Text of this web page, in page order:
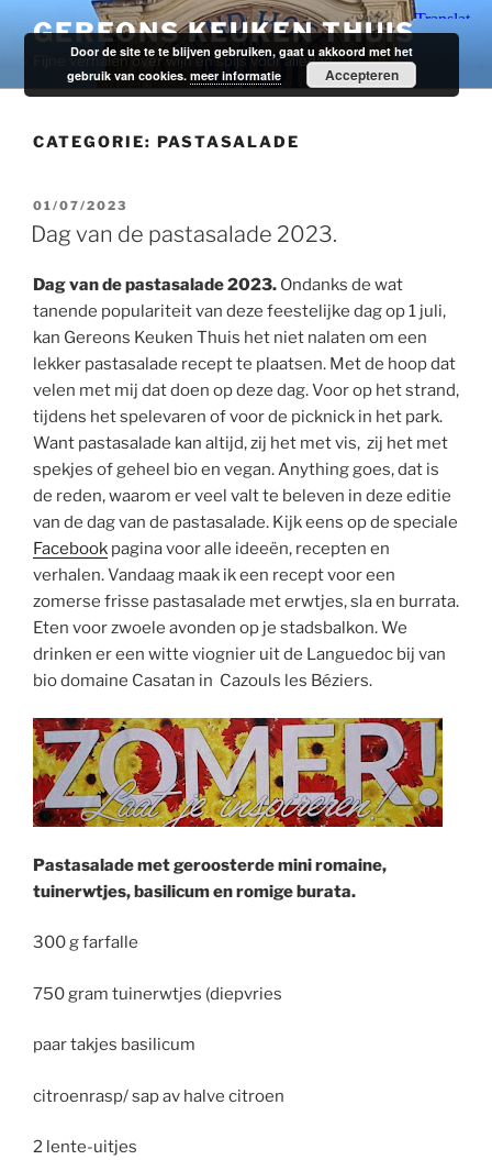
naar
inhoud
GEREONS KEUKEN THUIS
Fijne verhalen over wijn en spijs voor alledag.
CATEGORIE: PASTASALADE
GEPLAATST
OP
01/07/2023
Dag van de pastasalade 2023.
Dag van de pastasalade 2023. Ondanks de wat
tanende populariteit van deze feestelijke dag op 1 juli,
kan Gereons Keuken Thuis het niet nalaten om een
lekker pastasalade recept te plaatsen. Met de hoop dat
velen met mij dat doen op deze dag. Voor op het strand,
tijdens het spelevaren of voor de picknick in het park.
Want pastasalade kan altijd, zij het met vis, zij het met
spekjes of geheel bio en vegan. Anything goes, dat is
de reden, waarom er veel valt te beleven in deze editie
van de dag van de pastasalade. Kijk eens op de speciale
Facebook pagina voor alle ideeën, recepten en
verhalen. Vandaag maak ik een recept voor een
zomerse frisse pastasalade met erwtjes, sla en burrata.
Eten voor zwoele avonden op je stadsbalkon. We
drinken er een witte viognier uit de Languedoc bij van
bio domaine Casatan in Cazouls les Béziers.
Pastasalade met geroosterde mini romaine,
tuinerwtjes, basilicum en romige burata.
300 g farfalle
750 gram tuinerwtjes (diepvries
paar takjes basilicum
citroenrasp/ sap av halve citroen
2 lente-uitjes
Door de site te te blijven gebruiken, gaat u akkoord met het
gebruik van cookies.meer informatie Accepteren